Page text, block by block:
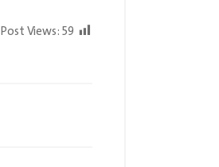
Post Views:59